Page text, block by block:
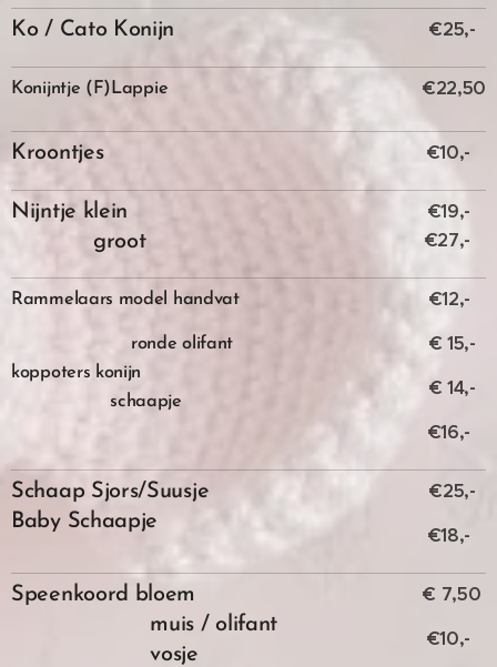
Ko / Cato Konijn €25,-
Konijntje (F)Lappie €22,50
Kroontjes €10,-
Nijntje klein
groot
€19,-
€27,-
Rammelaars model handvat
ronde olifant
koppoters konijn
schaapje
€12,-
€ 15,-
€ 14,-
€16,-
Schaap Sjors/Suusje
Baby Schaapje
€25,-
€18,-
Speenkoord bloem
muis / olifant
vosje
€ 7,50
€10,-